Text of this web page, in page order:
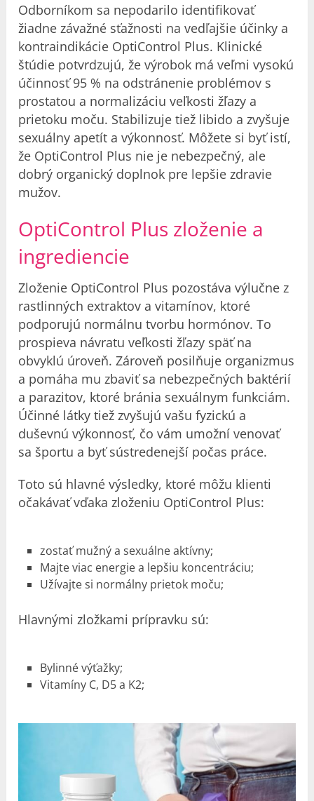
Odborníkom sa nepodarilo identifikovať
žiadne závažné sťažnosti na vedľajšie účinky a
kontraindikácie OptiControl Plus. Klinické
štúdie potvrdzujú, že výrobok má veľmi vysokú
účinnosť 95 % na odstránenie problémov s
prostatou a normalizáciu veľkosti žľazy a
prietoku moču. Stabilizuje tiež libido a zvyšuje
sexuálny apetít a výkonnosť. Môžete si byť istí,
že OptiControl Plus nie je nebezpečný, ale
dobrý organický doplnok pre lepšie zdravie
mužov.
OptiControl Plus zloženie a
ingrediencie
Zloženie OptiControl Plus pozostáva výlučne z
rastlinných extraktov a vitamínov, ktoré
podporujú normálnu tvorbu hormónov. To
prospieva návratu veľkosti žľazy späť na
obvyklú úroveň. Zároveň posilňuje organizmus
a pomáha mu zbaviť sa nebezpečných baktérií
a parazitov, ktoré bránia sexuálnym funkciám.
Účinné látky tiež zvyšujú vašu fyzickú a
duševnú výkonnosť, čo vám umožní venovať
sa športu a byť sústredenejší počas práce.
Toto sú hlavné výsledky, ktoré môžu klienti
očakávať vďaka zloženiu OptiControl Plus:
zostať mužný a sexuálne aktívny;
Majte viac energie a lepšiu koncentráciu;
Užívajte si normálny prietok moču;
Hlavnými zložkami prípravku sú:
Bylinné výťažky;
Vitamíny C, D5 a K2;